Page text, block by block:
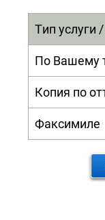
Тип услуги
По Вашему
Копия по
Факсимиле